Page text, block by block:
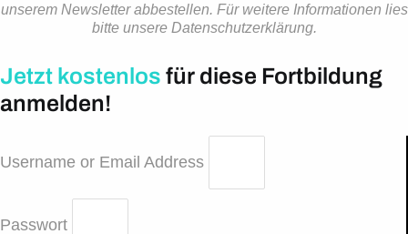
unserem Newsletter abbestellen. Für weitere Informationen lies
bitte unsere Datenschutzerklärung.
Jetzt kostenlos für diese Fortbildung
anmelden!
Username or Email Address
Passwort